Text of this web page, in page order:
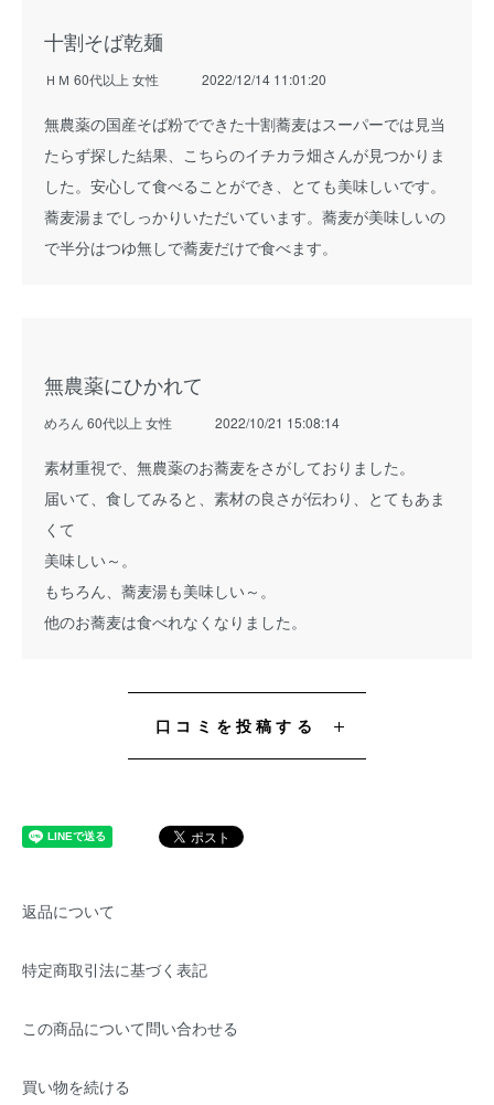
十割そば乾麺
ＨＭ 60代以上 女性 2022/12/14 11:01:20
無農薬の国産そば粉でできた十割蕎麦はスーパーでは見当
たらず探した結果、こちらのイチカラ畑さんが見つかりま
した。安心して食べることができ、とても美味しいです。
蕎麦湯までしっかりいただいています。蕎麦が美味しいの
で半分はつゆ無しで蕎麦だけで食べます。
無農薬にひかれて
めろん 60代以上 女性 2022/10/21 15:08:14
素材重視で、無農薬のお蕎麦をさがしておりました。
届いて、食してみると、素材の良さが伝わり、とてもあま
くて
美味しい～。
もちろん、蕎麦湯も美味しい～。
他のお蕎麦は食べれなくなりました。
口コミを投稿する
返品について
特定商取引法に基づく表記
この商品について問い合わせる
買い物を続ける